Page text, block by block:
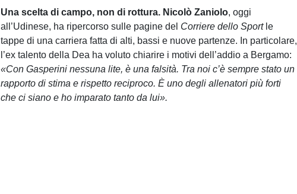
Una scelta di campo, non di rottura. Nicolò Zaniolo, oggi
all’Udinese, ha ripercorso sulle pagine del Corriere dello Sport le
tappe di una carriera fatta di alti, bassi e nuove partenze. In particolare,
l’ex talento della Dea ha voluto chiarire i motivi dell’addio a Bergamo:
«Con Gasperini nessuna lite, è una falsità. Tra noi c’è sempre stato un
rapporto di stima e rispetto reciproco. È uno degli allenatori più forti
che ci siano e ho imparato tanto da lui».